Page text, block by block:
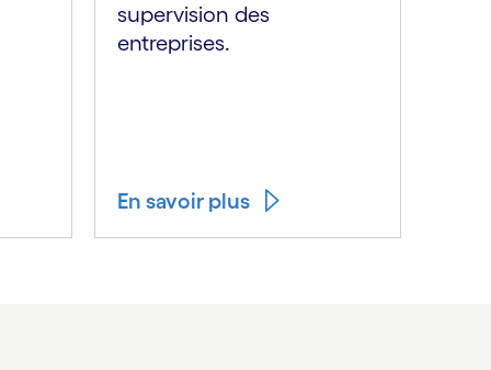
supervision des
entreprises.
En savoir plus